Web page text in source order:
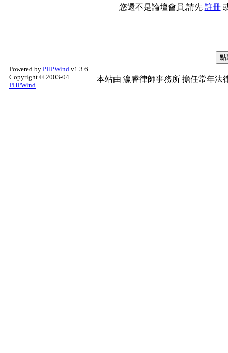
您還不是論壇會員,請先 註冊
Powered by PHPWind v1.3.6
Copyright © 2003-04
PHPWind
本站由 瀛睿律師事務所 擔任常年法